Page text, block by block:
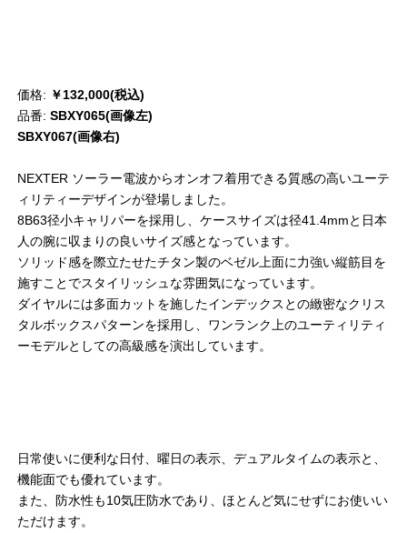
価格: ￥132,000(税込)
品番: SBXY065(画像左)
SBXY067(画像右)
NEXTER ソーラー電波からオンオフ着用できる質感の高いユーテ
ィリティーデザインが登場しました。
8B63径小キャリパーを採用し、ケースサイズは径41.4mmと日本
人の腕に収まりの良いサイズ感となっています。
ソリッド感を際立たせたチタン製のベゼル上面に力強い縦筋目を
施すことでスタイリッシュな雰囲気になっています。
ダイヤルには多面カットを施したインデックスとの緻密なクリス
タルボックスパターンを採用し、ワンランク上のユーティリティ
ーモデルとしての高級感を演出しています。
日常使いに便利な日付、曜日の表示、デュアルタイムの表示と、
機能面でも優れています。
また、防水性も10気圧防水であり、ほとんど気にせずにお使いい
ただけます。